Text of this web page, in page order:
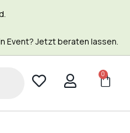
Event? Jetzt beraten lassen.
0